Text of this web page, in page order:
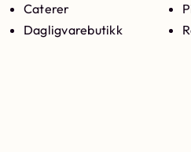
Caterer
Dagligvarebutikk